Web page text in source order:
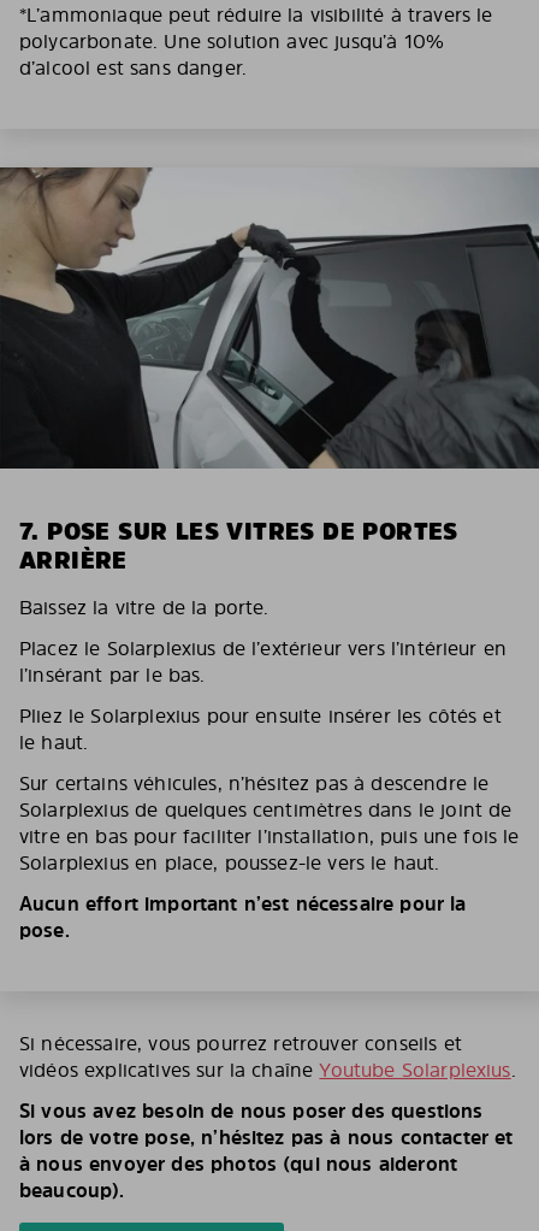
*L’ammoniaque peut réduire la visibilité à travers le
polycarbonate. Une solution avec jusqu’à 10%
d’alcool est sans danger.
7. POSE SUR LES VITRES DE PORTES
ARRIÈRE
Baissez la vitre de la porte.
Placez le Solarplexius de l’extérieur vers l’intérieur en
l’insérant par le bas.
Pliez le Solarplexius pour ensuite insérer les côtés et
le haut.
Sur certains véhicules, n’hésitez pas à descendre le
Solarplexius de quelques centimètres dans le joint de
vitre en bas pour faciliter l’installation, puis une fois le
Solarplexius en place, poussez-le vers le haut.
Aucun effort important n’est nécessaire pour la
pose.
Si nécessaire, vous pourrez retrouver conseils et
vidéos explicatives sur la chaîneYoutube Solarplexius.
Si vous avez besoin de nous poser des questions
lors de votre pose, n’hésitez pas à nous contacter et
à nous envoyer des photos (qui nous aideront
beaucoup).